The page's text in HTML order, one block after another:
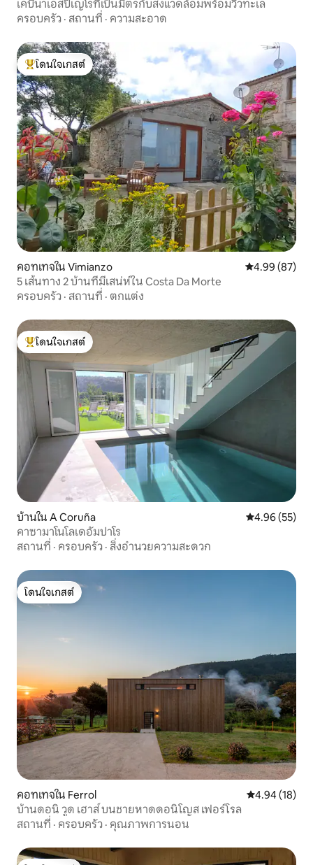
เคบีนาเอสปิเญโรที่เป็นมิตรกับสิ่งแวดล้อมพร้อมวิวทะเล
ครอบครัว · สถานที่ · ความสะอาด
โดนใจเกสต์ที่สุด
โดนใจเกสต์
คอทเทจใน Vimianzo คะแนนเฉลี่ย
4.99 (87)
5 เส้นทาง 2 บ้านที่มีเสน่ห์ใน Costa Da Morte
ครอบครัว · สถานที่ · ตกแต่ง
โดนใจเกสต์ที่สุด
โดนใจเกสต์
บ้านใน A Coruña คะแนนเฉลี่ย
4.96 (55)
คาซามาโนโลเดอัมปาโร
สถานที่ · ครอบครัว · สิ่งอำนวยความสะดวก
โดนใจเกสต์
โดนใจเกสต์
คอทเทจใน Ferrol คะแนนเฉลี่ย
4.94 (18)
บ้านดอนิ วูด เฮาส์ บนชายหาดดอนิโญส เฟอร์โรล
สถานที่ · ครอบครัว · คุณภาพการนอน